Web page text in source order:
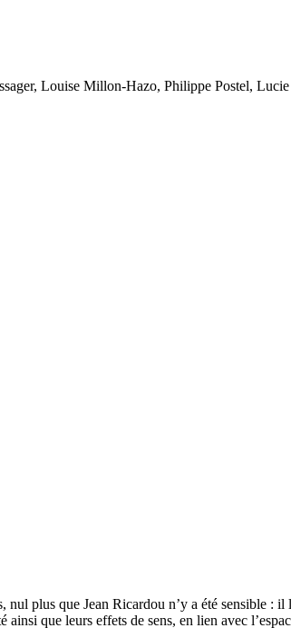
Louise Millon-Hazo, Philippe Postel,
plus que Jean Ricardou n’y a été sensible :
que leurs effets de sens, en lien avec